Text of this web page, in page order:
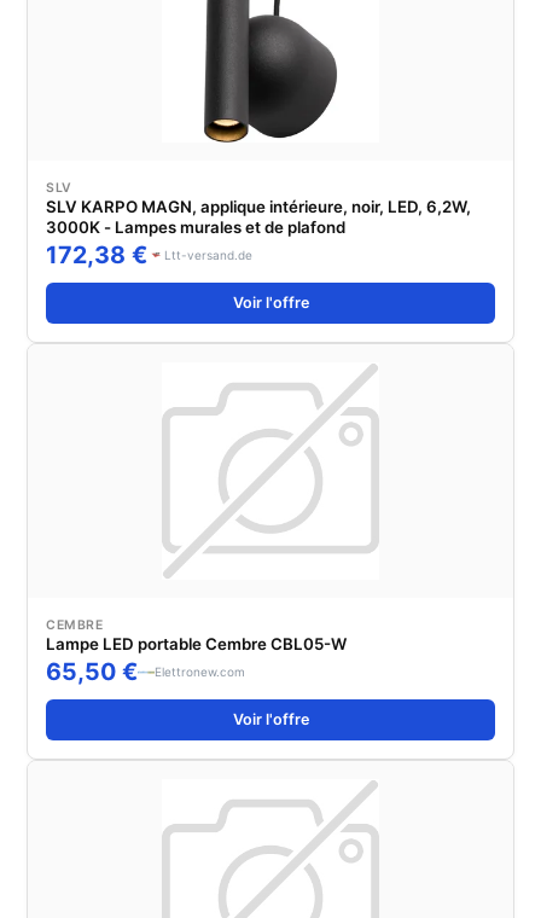
SLV
SLV KARPO MAGN, applique intérieure, noir, LED, 6,2W,
3000K - Lampes murales et de plafond
172,38 € Ltt-versand.de
Voir l'offre
CEMBRE
Lampe LED portable Cembre CBL05-W
65,50 € Elettronew.com
Voir l'offre